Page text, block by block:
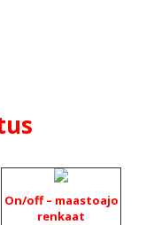
On/off – maastoajo
renkaat